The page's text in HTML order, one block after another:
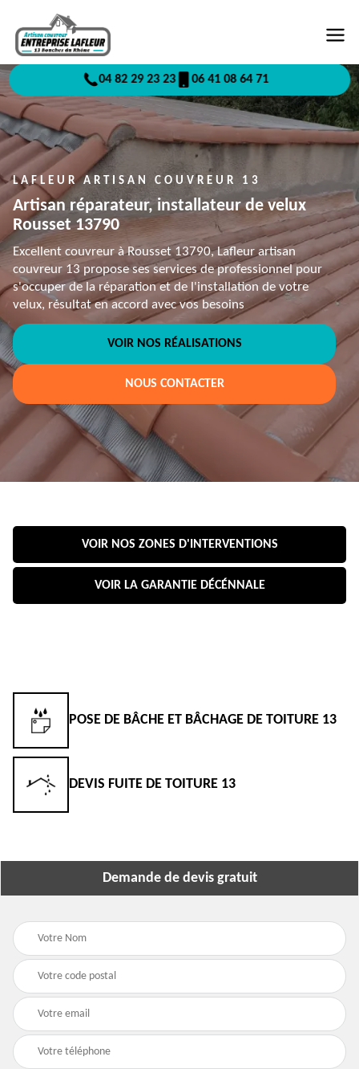
04 82 29 23 23 06 41 08 64 71
LAFLEUR ARTISAN COUVREUR 13
Artisan réparateur, installateur de velux
Rousset 13790
Excellent couvreur à Rousset 13790, Lafleur artisan
couvreur 13 propose ses services de professionnel pour
s'occuper de la réparation et de l'installation de votre
velux, résultat en accord avec vos besoins
VOIR NOS RÉALISATIONS
NOUS CONTACTER
VOIR NOS ZONES D'INTERVENTIONS
VOIR LA GARANTIE DÉCÉNNALE
POSE DE BÂCHE ET BÂCHAGE DE TOITURE 13
DEVIS FUITE DE TOITURE 13
Demande de devis gratuit